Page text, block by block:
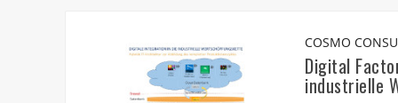
COSMO
Digital
industrielle